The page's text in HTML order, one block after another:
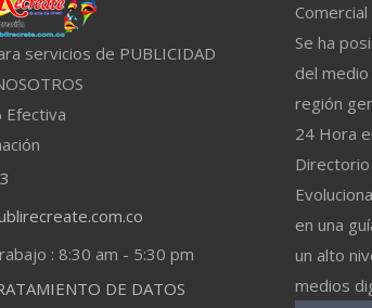
servicios de PUBLICIDAD
Efectiva
: 8:30 am - 5:30 pm
DE DATOS
Se ha
del
región
24 Hora
Directorio
en una
un alto
medios